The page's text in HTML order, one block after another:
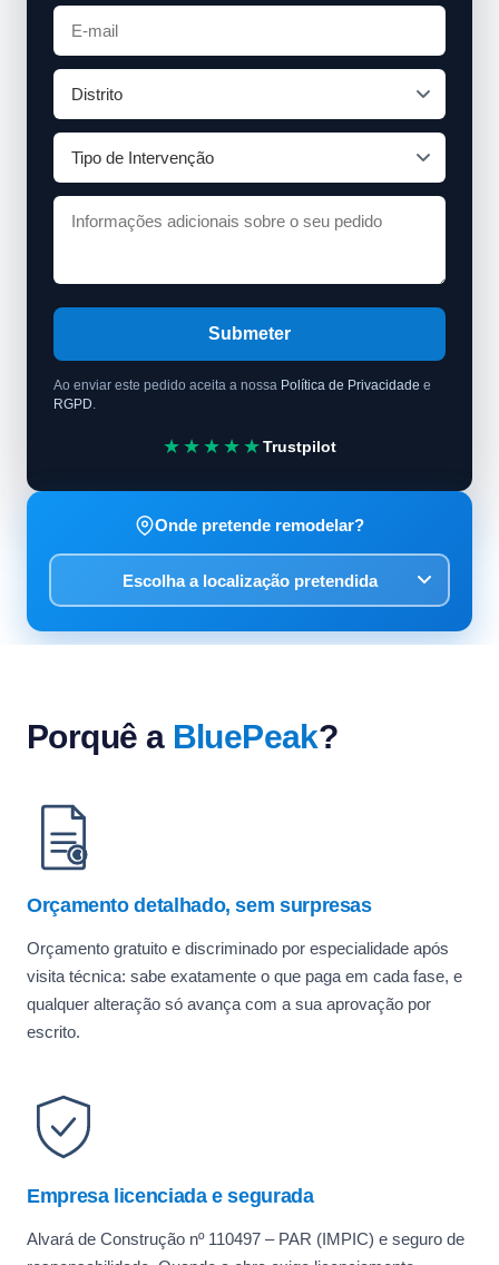
Submeter
Ao enviar este pedido aceita a nossa Política de Privacidade e
RGPD
★★★★★Trustpilot
Onde pretende remodelar?
Porquê a BluePeak?
Orçamento detalhado, sem surpresas
Orçamento gratuito e discriminado por especialidade após
visita técnica: sabe exatamente o que paga em cada fase, e
qualquer alteração só avança com a sua aprovação por
escrito.
Empresa licenciada e segurada
Alvará de Construção nº 110497 – PAR (IMPIC) e seguro de